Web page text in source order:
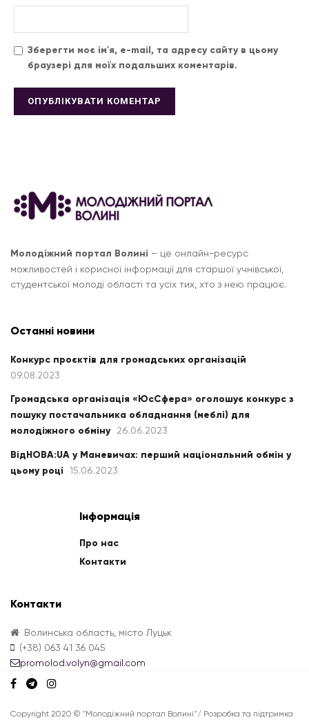
Зберегти моє ім'я, e-mail, та адресу сайту в цьому
браузері для моїх подальших коментарів.
Молодіжний портал Волині – це онлайн-ресурс
можливостей і корисної інформації для старшої учнівської,
студентської молоді області та усіх тих, хто з нею працює.
Останні новини
Конкурс проєктів для громадських організацій
09.08.2023
Громадська організація «ЮсСфера» оголошує конкурс з
пошуку постачальника обладнання (меблі) для
молодіжного обміну
26.06.2023
ВідНОВА:UA у Маневичах: перший національний обмін у
цьому році
15.06.2023
Інформація
Про нас
Контакти
Контакти
Волинська область, місто Луцьк
(+38) 063 41 36 045
promolod.volyn@gmail.com
Copyright 2020 © "Молодіжний портал Волині"/ Розробка та підтримка